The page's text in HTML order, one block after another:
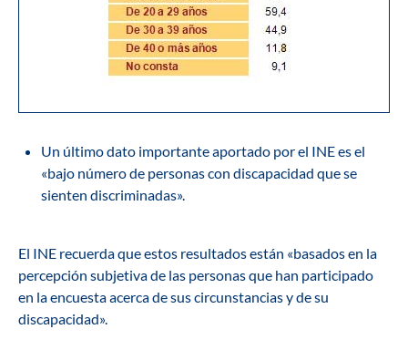
Un último dato importante aportado por el INE es el
«bajo número de personas con discapacidad que se
sienten discriminadas».
El INE recuerda que estos resultados están «basados en la
percepción subjetiva de las personas que han participado
en la encuesta acerca de sus circunstancias y de su
discapacidad».